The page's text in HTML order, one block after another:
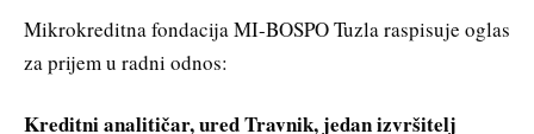
Mikrokreditna fondacija MI-BOSPO Tuzla raspisuje oglas
za prijem u radni odnos:
Kreditni analitičar, ured Travnik, jedan izvršitelj